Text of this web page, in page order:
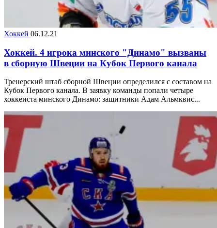
Хоккей 06.12.21
Хоккей. 4 игрока минского "Динамо" вызваны
в сборную Швеции на Кубок Первого канала
Тренерский штаб сборной Швеции определился с составом на
Кубок Первого канала. В заявку команды попали четыре
хоккеиста минского Динамо: защитники Адам Альмквис...